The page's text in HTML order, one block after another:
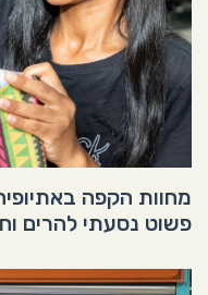
מחוות הקפה
פשוט נסעתי להרים